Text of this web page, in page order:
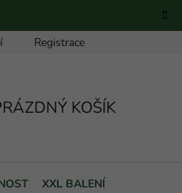
Registrace
KOŠÍK
XXL BALENÍ